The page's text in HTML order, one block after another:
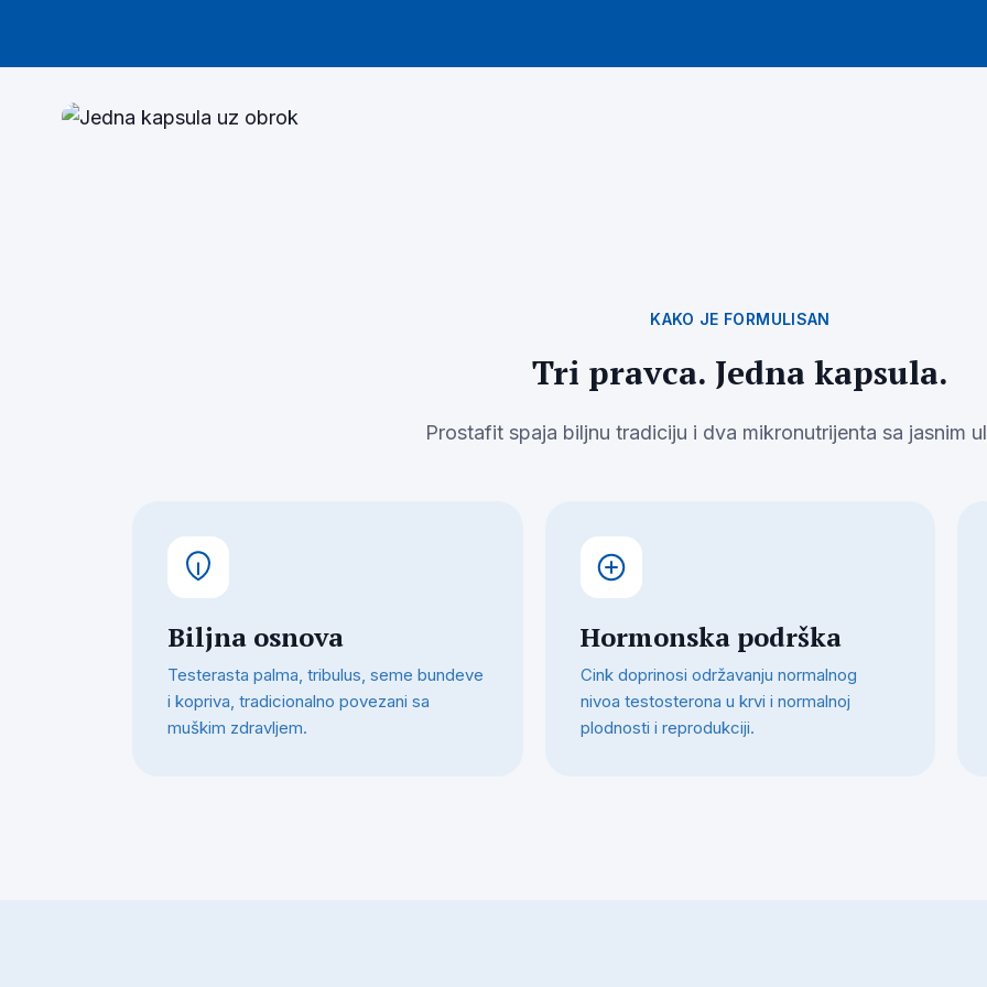
KAKO JE FORMULISAN
Tri pravca. Jedna kapsula.
Prostafit spaja biljnu tradiciju i dva mikronutrijenta sa jasnim
Biljna osnova
Testerasta palma, tribulus, seme bundeve
i kopriva, tradicionalno povezani sa
muškim zdravljem.
Hormonska podrška
Cink doprinosi održavanju normalnog
nivoa testosterona u krvi i normalnoj
plodnosti i reprodukciji.